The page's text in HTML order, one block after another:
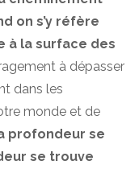
on s’y réfère
à la surface des
à dépasser
dans les
monde et de
profondeur se
se trouve